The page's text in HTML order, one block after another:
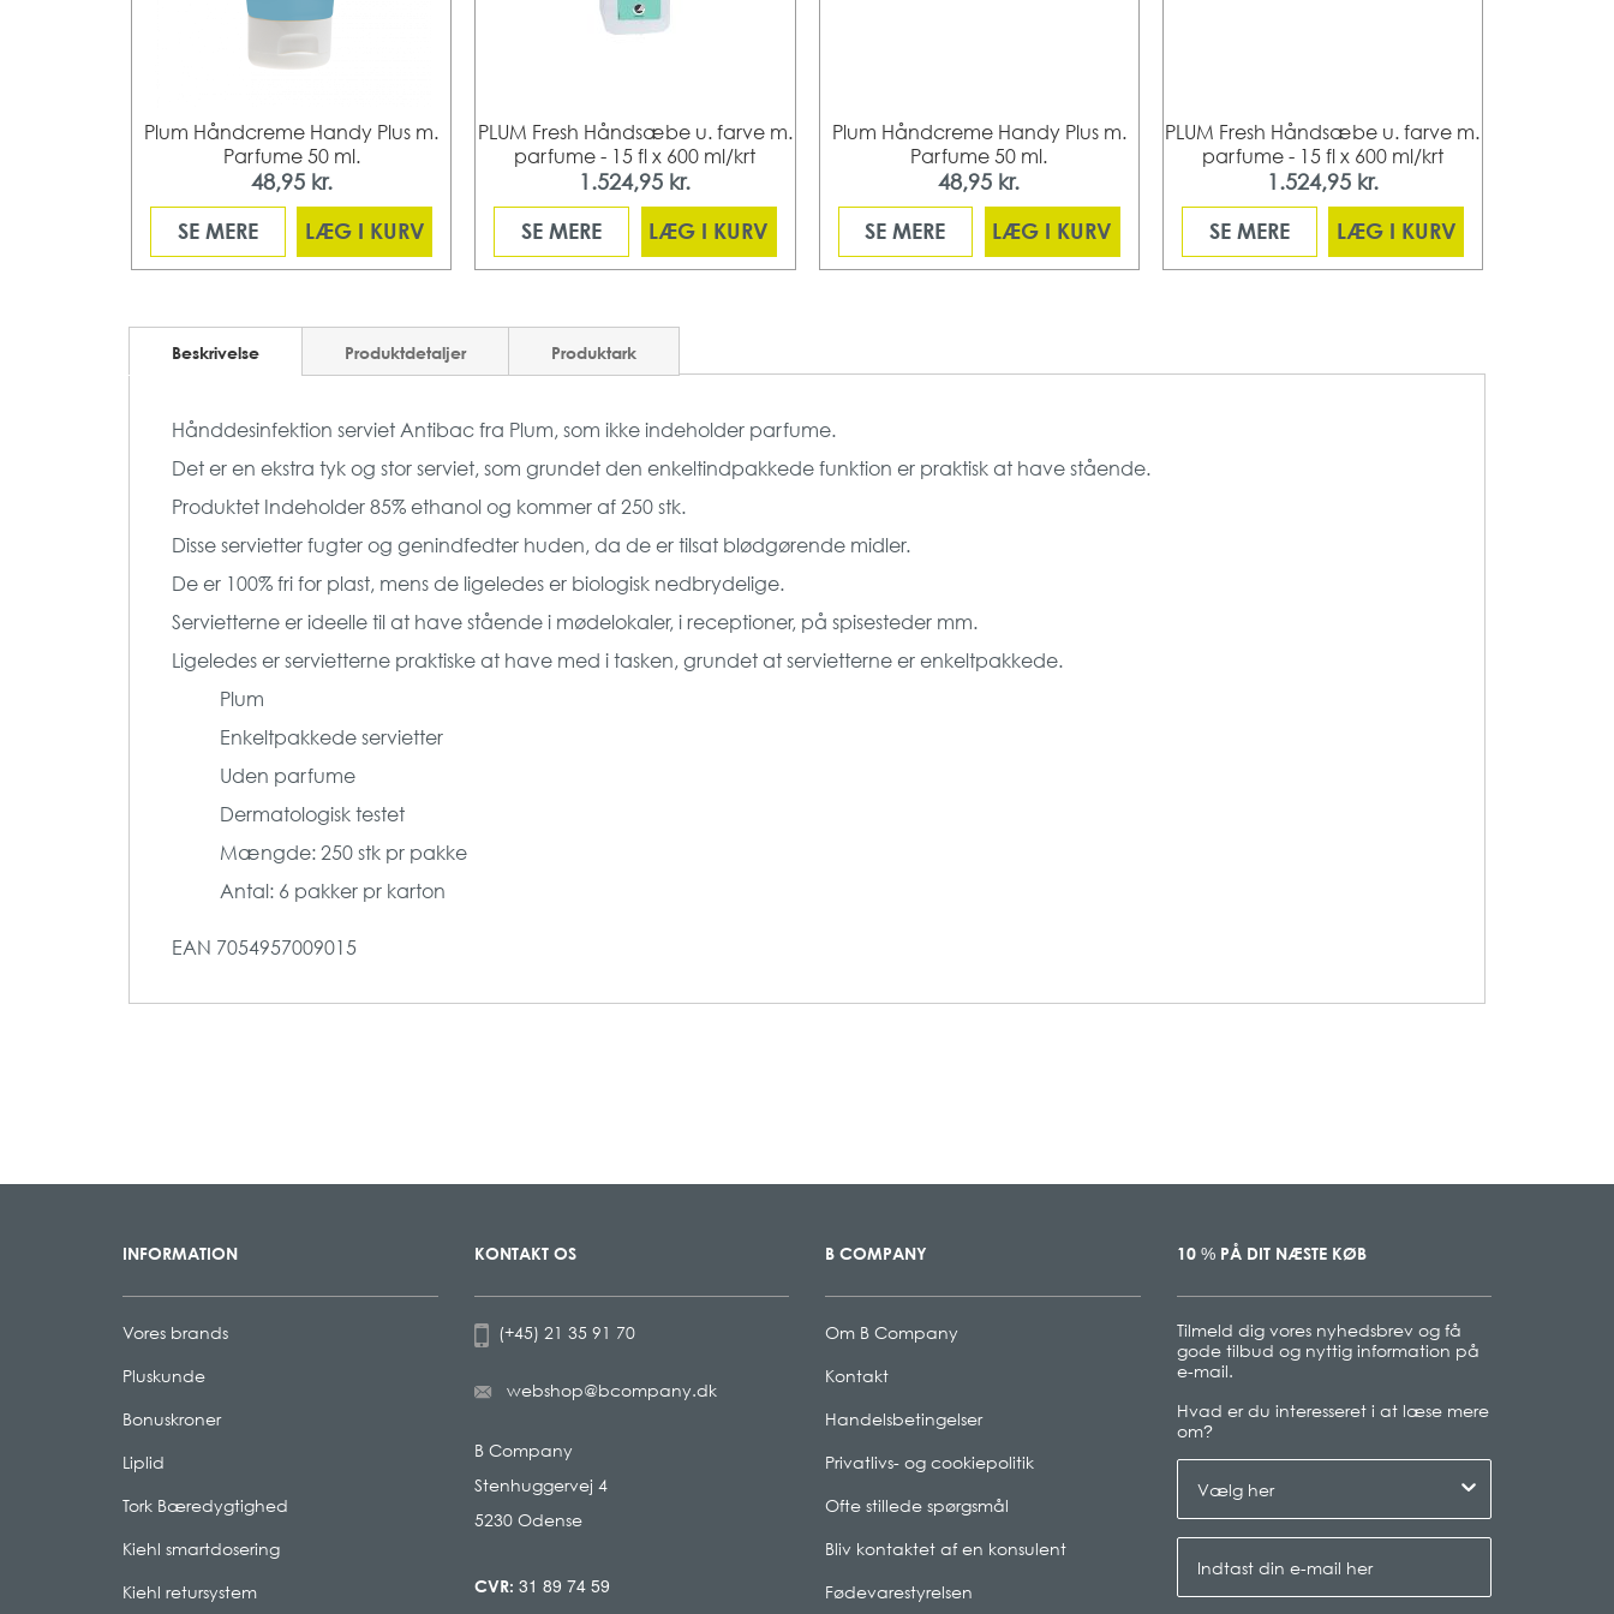
Plum Håndcreme Handy Plus m.
Parfume 50 ml.
48,95 kr.
SE MERE
LÆG I KURV
PLUM Fresh Håndsæbe u. farve m.
parfume - 15 fl x 600 ml/krt
1.524,95 kr.
SE MERE
LÆG I KURV
Plum Håndcreme Handy Plus m.
Parfume 50 ml.
48,95 kr.
SE MERE
LÆG I KURV
PLUM Fresh Håndsæbe u. farve m.
parfume - 15 fl x 600 ml/krt
1.524,95 kr.
SE MERE
LÆG I KURV
Beskrivelse
Hånddesinfektion serviet Antibac fra Plum, som ikke indeholder parfume.
Det er en ekstra tyk og stor serviet, som grundet den enkeltindpakkede funktion er praktisk at have stående.
Produktet Indeholder 85% ethanol og kommer af 250 stk.
Disse servietter fugter og genindfedter huden, da de er tilsat blødgørende midler.
De er 100% fri for plast, mens de ligeledes er biologisk nedbrydelige.
Servietterne er ideelle til at have stående i mødelokaler, i receptioner, på spisesteder mm.
Ligeledes er servietterne praktiske at have med i tasken, grundet at servietterne er enkeltpakkede.
Plum
Enkeltpakkede servietter
Uden parfume
Dermatologisk testet
Mængde: 250 stk pr pakke
Antal: 6 pakker pr karton
EAN 7054957009015
Produktdetaljer Produktark
INFORMATION
Vores brands
Pluskunde
Bonuskroner
Liplid
Tork Bæredygtighed
Kiehl smartdosering
Kiehl retursystem
KONTAKT OS
(+45) 21 35 91 70
webshop@bcompany.dk
B Company
Stenhuggervej 4
5230 Odense
CVR: 31 89 74 59
B COMPANY
Om B Company
Kontakt
Handelsbetingelser
Privatlivs- og cookiepolitik
Ofte stillede spørgsmål
Bliv kontaktet af en konsulent
Fødevarestyrelsen
10 %PÅ DIT NÆSTE KØB
Tilmeld dig vores nyhedsbrev og få
gode tilbud og nyttig information på
e-mail.
Hvad er du interesseret i at læse mere
om?